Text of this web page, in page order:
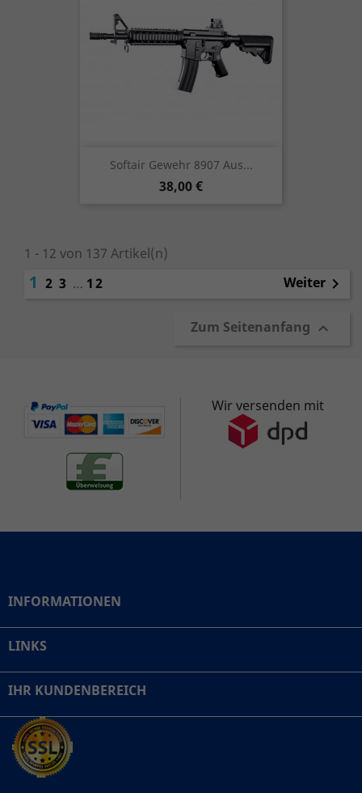
Softair Gewehr 8907 Aus...
Preis
38,00 €
1 - 12 von 137 Artikel(n)
1 2 3 … 12 Weiter 
Zum Seitenanfang 
Wir versenden mit
INFORMATIONEN
LINKS
IHR KUNDENBEREICH